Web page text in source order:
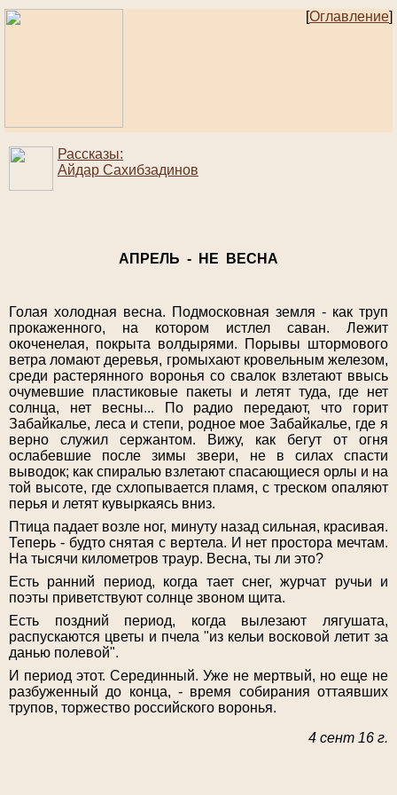
[Оглавление]
Рассказы:
Айдар Сахибзадинов
АПРЕЛЬ - НЕ ВЕСНА
Голая холодная весна. Подмосковная земля - как труп
прокаженного, на котором истлел саван. Лежит
окоченелая, покрыта волдырями. Порывы штормового
ветра ломают деревья, громыхают кровельным железом,
среди растерянного воронья со свалок взлетают ввысь
очумевшие пластиковые пакеты и летят туда, где нет
солнца, нет весны... По радио передают, что горит
Забайкалье, леса и степи, родное мое Забайкалье, где я
верно служил сержантом. Вижу, как бегут от огня
ослабевшие после зимы звери, не в силах спасти
выводок; как спиралью взлетают спасающиеся орлы и на
той высоте, где схлопывается пламя, с треском опаляют
перья и летят кувыркаясь вниз.
Птица падает возле ног, минуту назад сильная, красивая.
Теперь - будто снятая с вертела. И нет простора мечтам.
На тысячи километров траур. Весна, ты ли это?
Есть ранний период, когда тает снег, журчат ручьи и
поэты приветствуют солнце звоном щита.
Есть поздний период, когда вылезают лягушата,
распускаются цветы и пчела "из кельи восковой летит за
данью полевой".
И период этот. Серединный. Уже не мертвый, но еще не
разбуженный до конца, - время собирания оттаявших
трупов, торжество российского воронья.
4 сент 16 г.